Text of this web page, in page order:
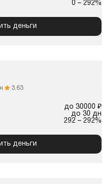
0 – 292%
деньги
3.63
до 30000 ₽
до 30 дн
292 – 292%
деньги